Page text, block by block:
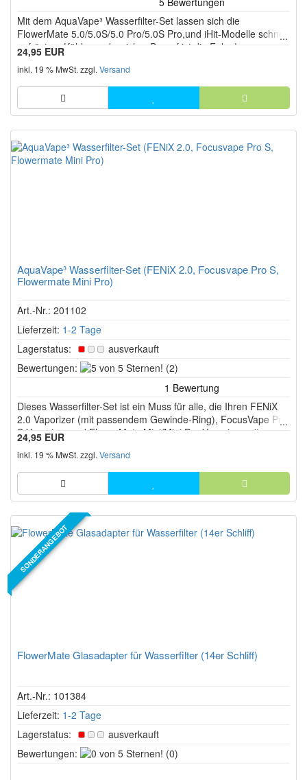
5
Sternen!
Mit dem AquaVape³ Wasserfilter-Set lassen sich die
FlowerMate 5.0/5.0S/5.0 Pro/5.0S Pro,und iHit-Modelle schnell
aufrüsten. Kühler und weicher Dampf ist die Folge!
24,95 EUR
inkl. 19 % MwSt. zzgl. Versand
AquaVape³ Wasserfilter-Set (FENiX 2.0, Focusvape Pro S,
Flowermate Mini Pro)
Art.-Nr.: 201102
Lieferzeit: 1-2 Tage
Lagerstatus:
ausverkauft
Bewertungen:
5
5
Sternen!
(2)
Dieses Wasserfilter-Set ist ein Muss für alle, die Ihren FENiX
2.0 Vaporizer (mit passendem Gewinde-Ring), FocusVape Pro
S Vaporizer und FlowerMate Mini/Mini Pro Vaporizer mit
sanftem und reinem Dampf nutzen wollen.
24,95 EUR
inkl. 19 % MwSt. zzgl. Versand
SONDERANGEBOT
FlowerMate Glasadapter für Wasserfilter (14er Schliff)
Art.-Nr.: 101384
Lieferzeit: 1-2 Tage
Lagerstatus:
ausverkauft
Bewertungen:
0(0)